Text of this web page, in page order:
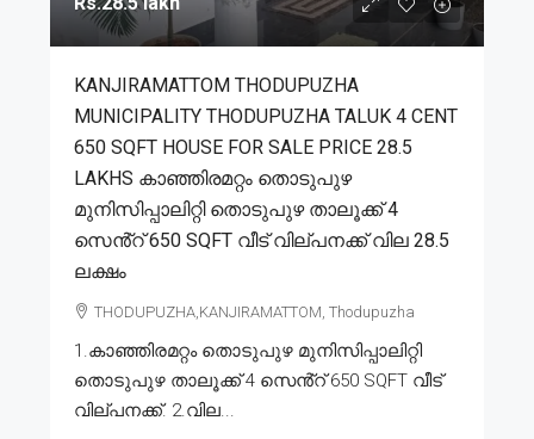
KANJIRAMATTOM THODUPUZHA
MUNICIPALITY THODUPUZHA TALUK 4 CENT
650 SQFT HOUSE FOR SALE PRICE 28.5
LAKHS കാഞ്ഞിരമറ്റം തൊടുപുഴ
മുനിസിപ്പാലിറ്റി തൊടുപുഴ താലൂക്ക് 4
സെൻ്റ് 650 SQFT വീട് വില്പനക്ക് വില 28.5
ലക്ഷം
THODUPUZHA,KANJIRAMATTOM, Thodupuzha
1.കാഞ്ഞിരമറ്റം തൊടുപുഴ മുനിസിപ്പാലിറ്റി
തൊടുപുഴ താലൂക്ക് 4 സെൻ്റ് 650 SQFT വീട്
വില്പനക്ക്. 2.വില...